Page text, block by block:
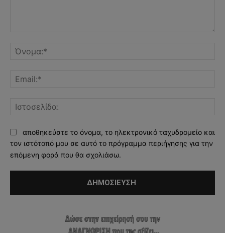
αποθηκεύστε το όνομα, το ηλεκτρονικό ταχυδρομείο και
τον ιστότοπό μου σε αυτό το πρόγραμμα περιήγησης για την
επόμενη φορά που θα σχολιάσω.